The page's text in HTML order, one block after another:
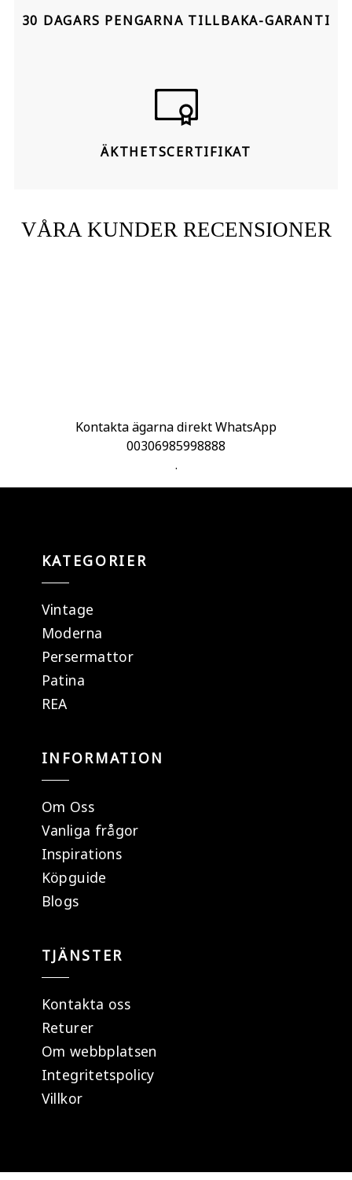
30 DAGARS PENGARNA TILLBAKA-GARANTI
ÄKTHETSCERTIFIKAT
VÅRA KUNDER RECENSIONER
Kontakta ägarna direkt WhatsApp
00306985998888
.
KATEGORIER
Vintage
Moderna
Persermattor
Patina
REA
INFORMATION
Om Oss
Vanliga frågor
Inspirations
Köpguide
Blogs
TJÄNSTER
Kontakta oss
Returer
Om webbplatsen
Integritetspolicy
Villkor